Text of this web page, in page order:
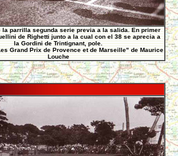
la parrilla segunda serie previa a la salida. En primer
de Righetti junto a la cual con el 38 se aprecia a
la Gordini de Trintignant, pole.
Grand Prix de Provence et de Marseille" de Maurice
Louche